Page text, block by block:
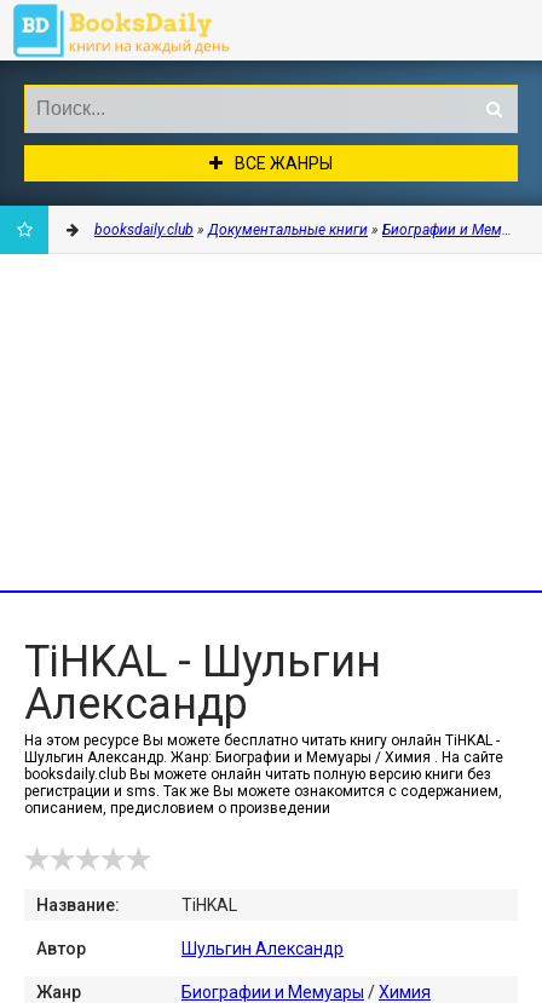
ВСЕ ЖАНРЫ
booksdaily.club »Документальные книги » Биографии и Мемуары
TiHKAL - Шульгин
Александр
На этом ресурсе Вы можете бесплатно читать книгу онлайн TiHKAL -
Шульгин Александр. Жанр: Биографии и Мемуары / Химия . На сайте
booksdaily.club Вы можете онлайн читать полную версию книги без
регистрации и sms. Так же Вы можете ознакомится с содержанием,
описанием, предисловием о произведении
Название: TiHKAL
Автор Шульгин Александр
Жанр Биографии и Мемуары /Химия